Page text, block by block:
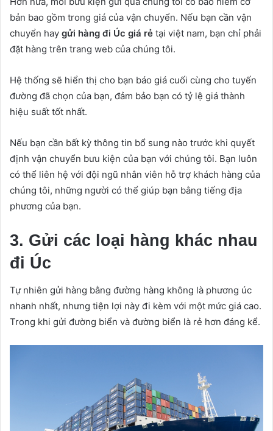
bản bao gồm trong giá của vận chuyển. Nếu bạn cần vận
chuyển hay gửi hàng đi Úc giá rẻ tại việt nam, bạn chỉ phải
đặt hàng trên trang web của chúng tôi.
Hệ thống sẽ hiển thị cho bạn báo giá cuối cùng cho tuyến
đường đã chọn của bạn, đảm bảo bạn có tỷ lệ giá thành
hiệu suất tốt nhất.
Nếu bạn cần bất kỳ thông tin bổ sung nào trước khi quyết
định vận chuyển bưu kiện của bạn với chúng tôi. Bạn luôn
có thể liên hệ với đội ngũ nhân viên hỗ trợ khách hàng của
chúng tôi, những người có thể giúp bạn bằng tiếng địa
phương của bạn.
3. Gửi các loại hàng khác nhau
đi Úc
Tự nhiên gửi hàng bằng đường hàng không là phương úc
nhanh nhất, nhưng tiện lợi này đi kèm với một mức giá cao.
Trong khi gửi đường biển và đường biển là rẻ hơn đáng kể.